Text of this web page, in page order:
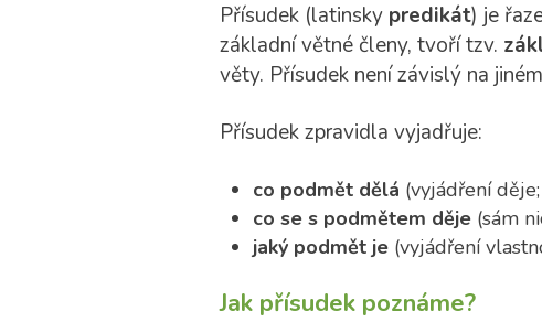
Přísudek (latinsky predikát) je
základní větné členy, tvoří tzv.
věty. Přísudek není závislý na
Přísudek zpravidla vyjadřuje:
co podmět dělá (vyjádření
co se s podmětem děje(sám
jaký podmět je(vyjádření
Jak přísudek poznáme?